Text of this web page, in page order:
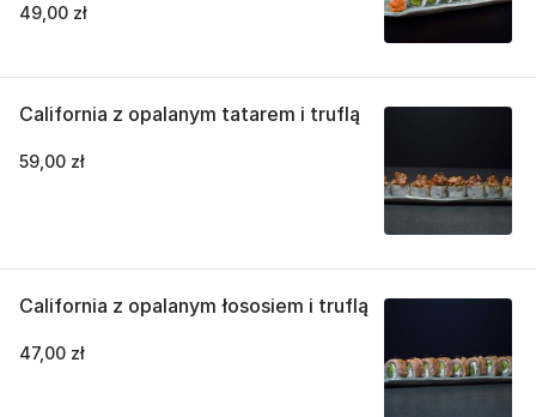
49,00 zł
California z opalanym tatarem i truflą
59,00 zł
California z opalanym łososiem i truflą
47,00 zł